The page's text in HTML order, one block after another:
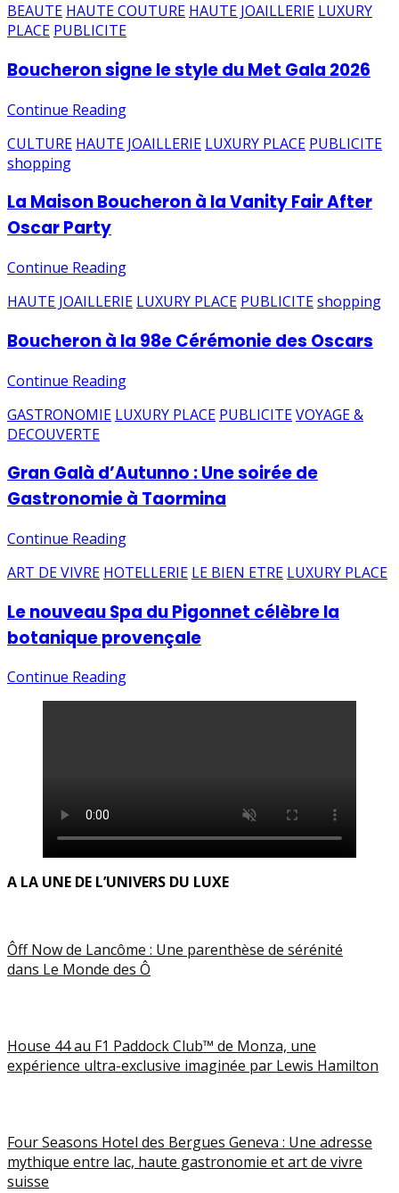
BEAUTE HAUTE COUTURE HAUTE JOAILLERIE LUXURY
PLACE PUBLICITE
Boucheron signe le style du Met Gala 2026
Continue Reading
CULTURE HAUTE JOAILLERIE LUXURY PLACE PUBLICITE
shopping
La Maison Boucheron à la Vanity Fair After
Oscar Party
Continue Reading
HAUTE JOAILLERIE LUXURY PLACE PUBLICITEshopping
Boucheron à la 98e Cérémonie des Oscars
Continue Reading
GASTRONOMIE LUXURY PLACE PUBLICITEVOYAGE &
DECOUVERTE
Gran Galà d’Autunno : Une soirée de
Gastronomie à Taormina
Continue Reading
ART DE VIVRE HOTELLERIE LE BIEN ETRE LUXURY PLACE
Le nouveau Spa du Pigonnet célèbre la
botanique provençale
Continue Reading
A LA UNE DE L’UNIVERS DU LUXE
Ôff Now de Lancôme : Une parenthèse de sérénité
dans Le Monde des Ô
House 44 au F1 Paddock Club™ de Monza, une
expérience ultra-exclusive imaginée par Lewis Hamilton
Four Seasons Hotel des Bergues Geneva : Une adresse
mythique entre lac, haute gastronomie et art de vivre
suisse